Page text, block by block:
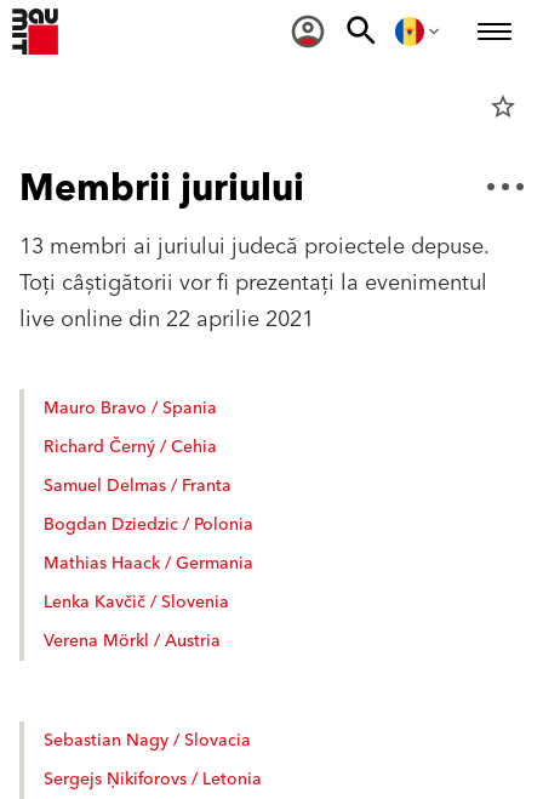
star_border
Membrii juriului
13 membri ai juriului judecă proiectele depuse.
Toți câștigătorii vor fi prezentați la evenimentul
live online din 22 aprilie 2021
Mauro Bravo / Spania
Richard Černý / Cehia
Samuel Delmas / Franta
Bogdan Dziedzic / Polonia
Mathias Haack / Germania
Lenka Kavčič / Slovenia
Verena Mörkl / Austria
Sebastian Nagy / Slovacia
Sergejs Ņikiforovs / Letonia